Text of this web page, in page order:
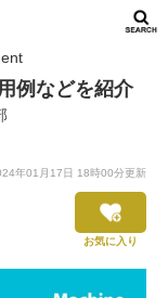
例などを紹介
年01月17日 18時00分更新
お気に入り